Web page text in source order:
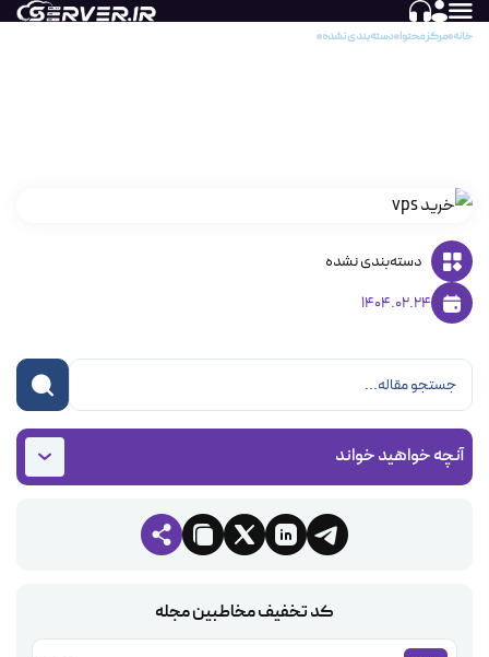
خانه مرکز محتوا دسته‌بندی نشده
دسته‌بندی نشده
1404.02.24
آنچه خواهید خواند
کد تخفیف مخاطبین مجله